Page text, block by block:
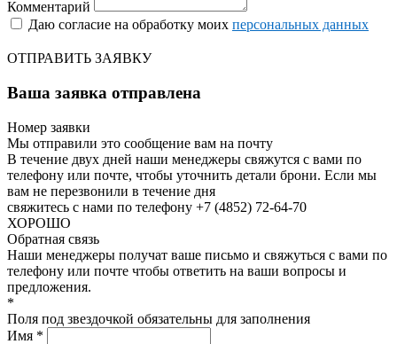
Комментарий
Даю согласие на обработку моих персональных данных
ОТПРАВИТЬ ЗАЯВКУ
Ваша заявка отправлена
Номер заявки
Мы отправили это сообщение вам на почту
В течение двух дней наши менеджеры свяжутся с вами по
телефону или почте, чтобы уточнить детали брони. Если мы
вам не перезвонили в течение дня
свяжитесь с нами по телефону +7 (4852) 72-64-70
ХОРОШО
Обратная связь
Наши менеджеры получат ваше письмо и свяжуться с вами по
телефону или почте чтобы ответить на ваши вопросы и
предложения.
*
Поля под звездочкой обязательны для заполнения
Имя *